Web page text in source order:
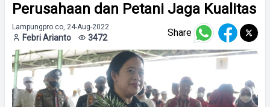
Perusahaan dan Petani Jaga Kualitas
Lampungpro.co, 24-Aug-2022
Febri Arianto 3472 Share